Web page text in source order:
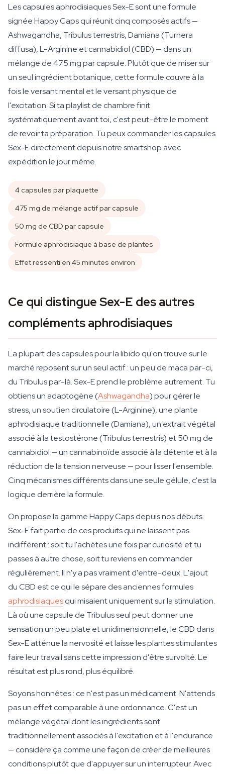
Les capsules aphrodisiaques Sex-E sont une formule
signée Happy Caps qui réunit cinq composés actifs —
Ashwagandha, Tribulus terrestris, Damiana (Turnera
diffusa), L-Arginine et cannabidiol (CBD) — dans un
mélange de 475 mg par capsule. Plutôt que de miser sur
un seul ingrédient botanique, cette formule couvre à la
fois le versant mental et le versant physique de
l'excitation. Si ta playlist de chambre finit
systématiquement avant toi, c'est peut-être le moment
de revoir ta préparation. Tu peux commander les capsules
Sex-E directement depuis notre smartshop avec
expédition le jour même.
4 capsules par plaquette
475 mg de mélange actif par capsule
50 mg de CBD par capsule
Formule aphrodisiaque à base de plantes
Effet ressenti en 45 minutes environ
Ce qui distingue Sex-E des autres
compléments aphrodisiaques
La plupart des capsules pour la libido qu'on trouve sur le
marché reposent sur un seul actif : un peu de maca par-ci,
du Tribulus par-là. Sex-E prend le problème autrement. Tu
obtiens un adaptogène (Ashwagandha) pour gérer le
stress, un soutien circulatoire (L-Arginine), une plante
aphrodisiaque traditionnelle (Damiana), un extrait végétal
associé à la testostérone (Tribulus terrestris) et 50 mg de
cannabidiol — un cannabinoïde associé à la détente et à la
réduction de la tension nerveuse — pour lisser l'ensemble.
Cinq mécanismes différents dans une seule gélule, c'est la
logique derrière la formule.
On propose la gamme Happy Caps depuis nos débuts.
Sex-E fait partie de ces produits qui ne laissent pas
indifférent : soit tu l'achètes une fois par curiosité et tu
passes à autre chose, soit tu reviens en commander
régulièrement. Il n'y a pas vraiment d'entre-deux. L'ajout
du CBD est ce qui le sépare des anciennes formules
aphrodisiaquesqui misaient uniquement sur la stimulation.
Là où une capsule de Tribulus seul peut donner une
sensation un peu plate et unidimensionnelle, le CBD dans
Sex-E atténue la nervosité et laisse les plantes stimulantes
faire leur travail sans cette impression d'être survolté. Le
résultat est plus rond, plus équilibré.
Soyons honnêtes : ce n'est pas un médicament. N'attends
pas un effet comparable à une ordonnance. C'est un
mélange végétal dont les ingrédients sont
traditionnellement associés à l'excitation et à l'endurance
— considère ça comme une façon de créer de meilleures
conditions plutôt que d'appuyer sur un interrupteur. Avec